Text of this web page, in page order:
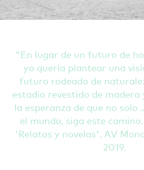
En lugar de un futuro de
yo quería plantear una
futuro rodeado de
estadio revestido de madera
la esperanza de que no solo
el mundo, siga este camino.
'Relatos y novelas', AV
2019.